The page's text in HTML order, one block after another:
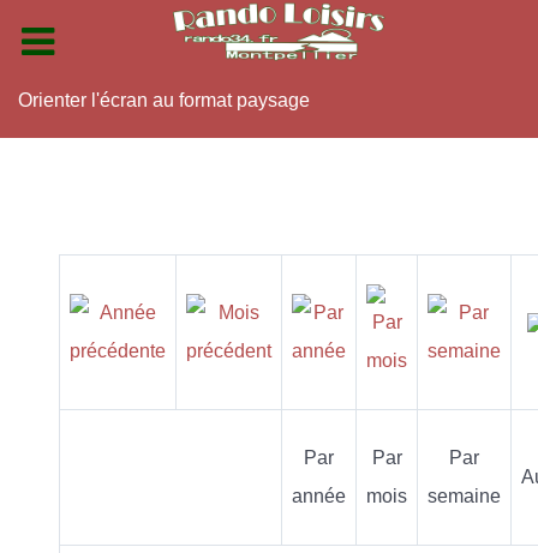
Orienter l'écran au format paysage
Par
année
Par
mois
Par
semaine